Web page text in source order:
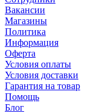
Вакансии
Магазины
Политика
Информация
Оферта
Условия оплаты
Условия доставки
Гарантия на товар
Помощь
Блог